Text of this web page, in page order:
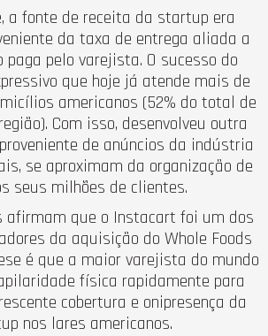
a fonte de receita da startup era
da taxa de entrega aliada a
paga pelo varejista. O sucesso do
que hoje já atende mais de
americanos (52% do total de
Com isso, desenvolveu outra
de anúncios da indústria
se aproximam da organização de
seus milhões de clientes.
afirmam que o Instacart foi um dos
da aquisição do Whole Foods
é que a maior varejista do mundo
física rapidamente para
cobertura e onipresença da
nos lares americanos.